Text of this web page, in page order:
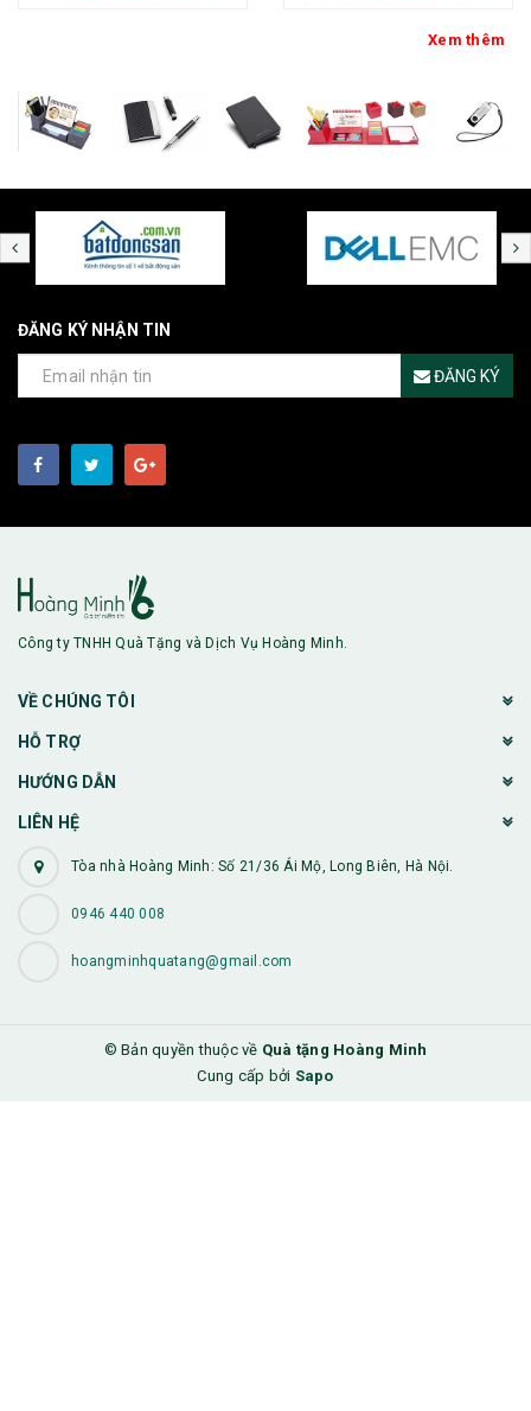
Xem thêm
ĐĂNG KÝ NHẬN TIN
ĐĂNG KÝ
Công ty TNHH Quà Tặng và Dịch Vụ Hoàng Minh.
VỀ CHÚNG TÔI
HỖ TRỢ
HƯỚNG DẪN
LIÊN HỆ
Tòa nhà Hoàng Minh: Số 21/36 Ái Mộ, Long Biên, Hà Nội.
0946 440 008
hoangminhquatang@gmail.com
© Bản quyền thuộc về Quà tặng Hoàng Minh
Cung cấp bởi Sapo